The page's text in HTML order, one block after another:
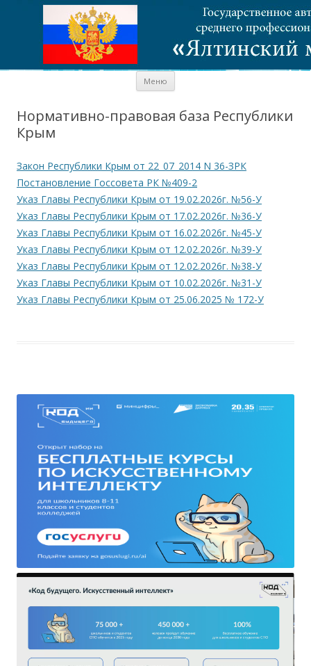
Меню Перейти к содержимому
Нормативно-правовая база Республики
Крым
Закон Республики Крым от 22_07_2014 N 36-ЗРК
Постановление Госсовета РК №409-2
Указ Главы Республики Крым от 19.02.2026г. №56-У
Указ Главы Республики Крым от 17.02.2026г. №36-У
Указ Главы Республики Крым от 16.02.2026г. №45-У
Указ Главы Республики Крым от 12.02.2026г. №39-У
Указ Главы Республики Крым от 12.02.2026г. №38-У
Указ Главы Республики Крым от 10.02.2026г. №31-У
Указ Главы Республики Крым от 25.06.2025 № 172-У